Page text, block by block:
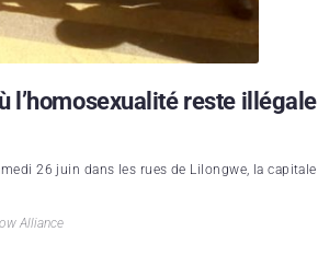
l’homosexualité reste illégale
26 juin dans les rues de Lilongwe, la capitale
Alliance